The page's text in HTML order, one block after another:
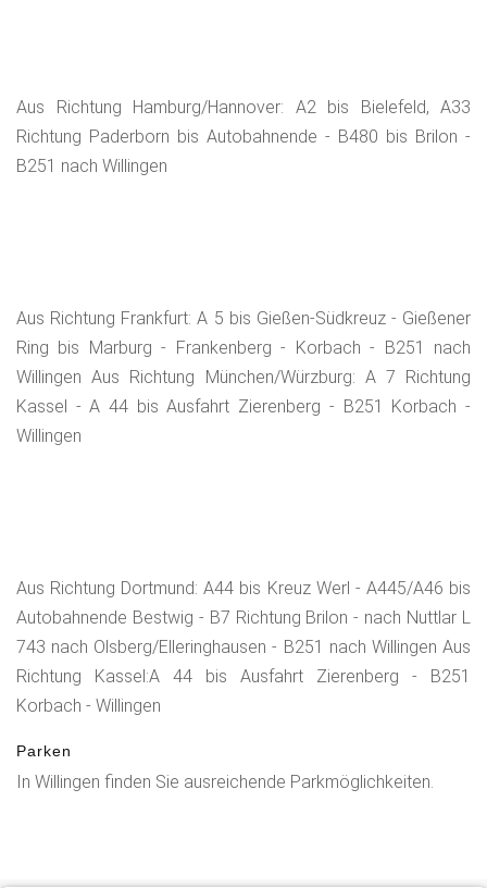
Aus Richtung Hamburg/Hannover: A2 bis Bielefeld, A33
Richtung Paderborn bis Autobahnende - B480 bis Brilon -
B251 nach Willingen
Aus Richtung Frankfurt: A 5 bis Gießen-Südkreuz - Gießener
Ring bis Marburg - Frankenberg - Korbach - B251 nach
Willingen Aus Richtung München/Würzburg: A 7 Richtung
Kassel - A 44 bis Ausfahrt Zierenberg - B251 Korbach -
Willingen
Aus Richtung Dortmund: A44 bis Kreuz Werl - A445/A46 bis
Autobahnende Bestwig - B7 Richtung Brilon - nach Nuttlar L
743 nach Olsberg/Elleringhausen - B251 nach Willingen Aus
Richtung Kassel:A 44 bis Ausfahrt Zierenberg - B251
Korbach - Willingen
Parken
In Willingen finden Sie ausreichende Parkmöglichkeiten.